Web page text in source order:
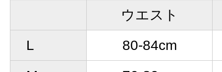
ウエスト
L
80-84cm